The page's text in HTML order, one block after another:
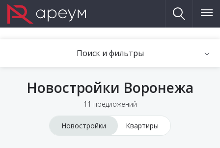
Поиск и фильтры
Новостройки Воронежа
11 предложений
Новостройки Квартиры